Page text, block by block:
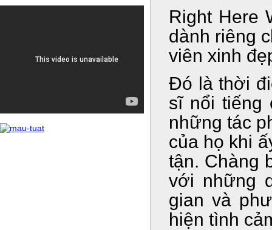
Right Here
dành riêng
viên xinh
Đó là thời
sĩ nổi tiếng
những tác
của họ khi
tận. Chàng
với những
gian và
hiện tình